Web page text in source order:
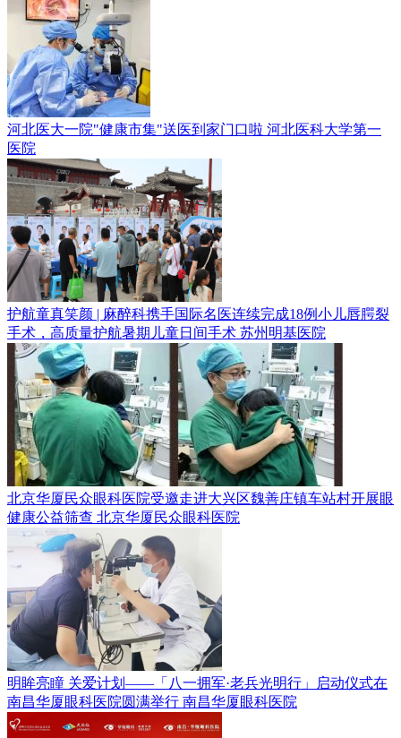
河北医大一院"健康市集"送医到家门口啦 河北医科大学第一
医院
护航童真笑颜 | 麻醉科携手国际名医连续完成18例小儿唇腭裂
手术，高质量护航暑期儿童日间手术 苏州明基医院
北京华厦民众眼科医院受邀走进大兴区魏善庄镇车站村开展眼
健康公益筛查 北京华厦民众眼科医院
明眸亮瞳 关爱计划——「八一拥军·老兵光明行」启动仪式在
南昌华厦眼科医院圆满举行 南昌华厦眼科医院